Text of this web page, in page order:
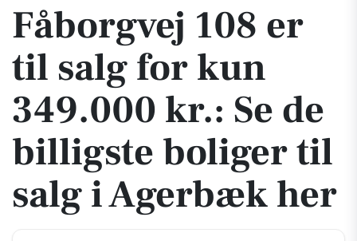
Fåborgvej 108 er
til salg for kun
349.000 kr.: Se de
billigste boliger til
salg i Agerbæk her